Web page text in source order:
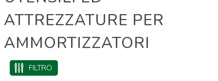
ATTREZZATURE PER
AMMORTIZZATORI
FILTRO